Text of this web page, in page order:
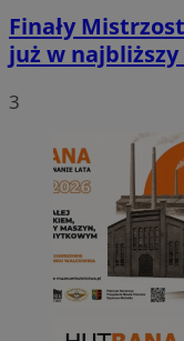
Finały
już w
3